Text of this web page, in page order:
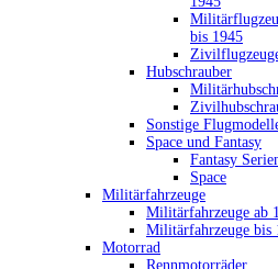
bis 1945
Hubschrauber
Sonstige
Space und Fantasy
Fantasy
Space
Militärfahrzeuge
Militärfahrzeuge ab
Militärfahrzeuge bis
Motorrad
Rennmotorräder